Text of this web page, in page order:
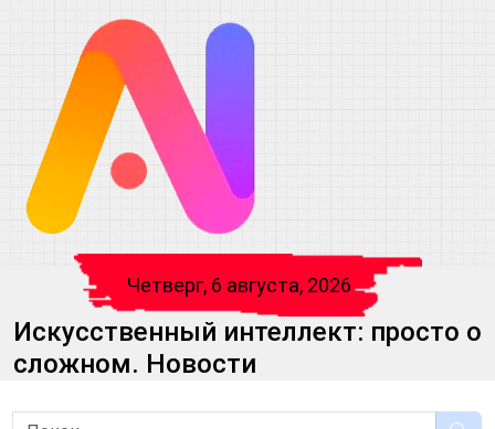
Четверг, 6 августа, 2026
Искусственный интеллект: просто о
сложном. Новости